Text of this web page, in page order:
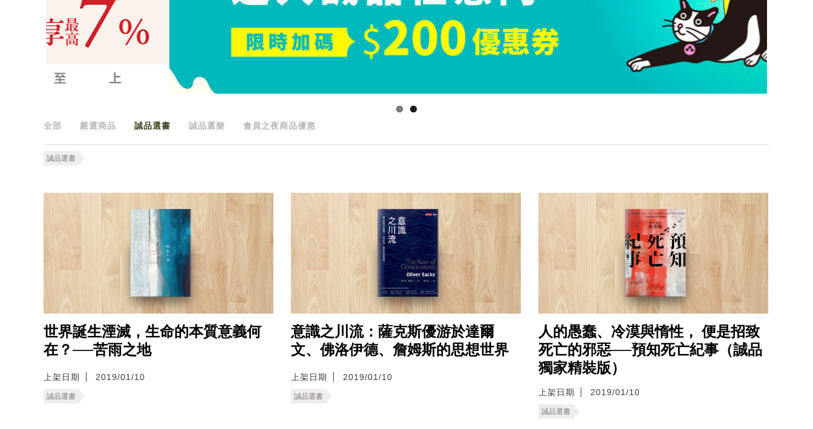
全部 嚴選商品 誠品選書 誠品選樂 會員之夜商品優惠
誠品選書
世界誕生湮滅，生命的本質意義何
在？──苦雨之地
上架日期 2019/01/10
誠品選書
意識之川流：薩克斯優游於達爾
文、佛洛伊德、詹姆斯的思想世界
上架日期 2019/01/10
誠品選書
人的愚蠢、冷漠與惰性， 便是招致
死亡的邪惡──預知死亡紀事（誠品
獨家精裝版）
上架日期 2019/01/10
誠品選書